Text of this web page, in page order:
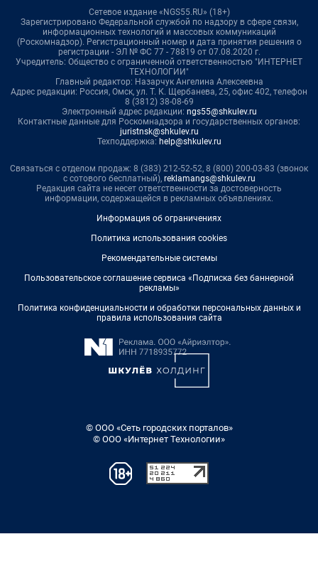
Сетевое издание «NGS55.RU» (18+)
Зарегистрировано Федеральной службой по надзору в сфере связи,
информационных технологий и массовых коммуникаций
(Роскомнадзор). Регистрационный номер и дата принятия решения о
регистрации - ЭЛ № ФС 77 - 78819 от 07.08.2020 г.
Учредитель: Общество с ограниченной ответственностью "ИНТЕРНЕТ
ТЕХНОЛОГИИ"
Главный редактор: Назарчук Ангелина Алексеевна
Адрес редакции: Россия, Омск, ул. Т. К. Щербанева, 25, офис 402, телефон
8 (3812) 38-08-69
Электронный адрес редакции: ngs55@shkulev.ru
Контактные данные для Роскомнадзора и государственных органов:
juristnsk@shkulev.ru
Техподдержка: help@shkulev.ru
Связаться с отделом продаж: 8 (383) 212-52-52, 8 (800) 200-03-83 (звонок
с сотового бесплатный), reklamangs@shkulev.ru
Редакция сайта не несет ответственности за достоверность
информации, содержащейся в рекламных объявлениях.
Информация об ограничениях
Политика использования cookies
Рекомендательные системы
Пользовательское соглашение сервиса «Подписка без баннерной
рекламы»
Политика конфиденциальности и обработки персональных данных и
правила использования сайта
© ООО «Сеть городских порталов»
© ООО «Интернет Технологии»